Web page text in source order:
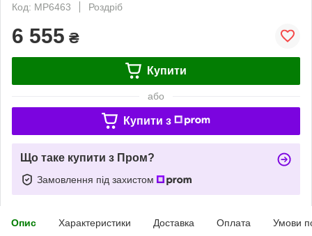
Код: MP6463
Роздріб
6 555 ₴
Купити
або
Купити з
Що таке купити з Пром?
Замовлення під захистом
Опис Характеристики Доставка Оплата Умови